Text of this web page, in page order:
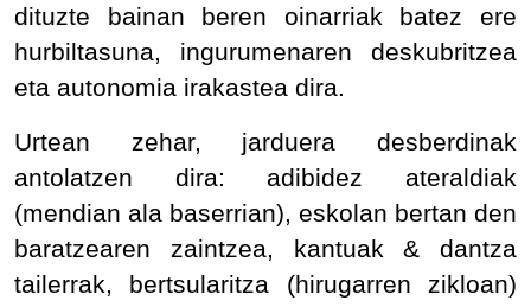
dituzte bainan beren oinarriak batez ere
hurbiltasuna, ingurumenaren deskubritzea
eta autonomia irakastea dira.
Urtean zehar, jarduera desberdinak
antolatzen dira: adibidez ateraldiak
(mendian ala baserrian), eskolan bertan den
baratzearen zaintzea, kantuak & dantza
tailerrak, bertsularitza (hirugarren zikloan)